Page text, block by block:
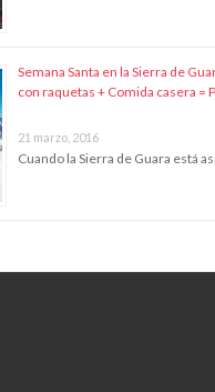
Semana Santa en la Sierra de
con raquetas + Comida casera =
21 marzo, 2016
Cuando la Sierra de Guara está